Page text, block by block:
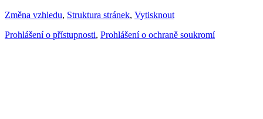
Změna vzhledu, Struktura stránek, Vytisknout
Prohlášení o přístupnosti, Prohlášení o ochraně soukromí